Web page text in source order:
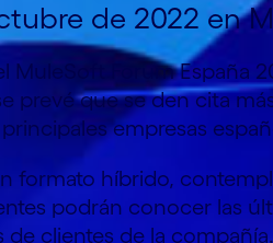
de 2022 en
Forum España
prevé que se den cita
empresas
formato híbrido,
podrán conocer las
clientes de la compañía.